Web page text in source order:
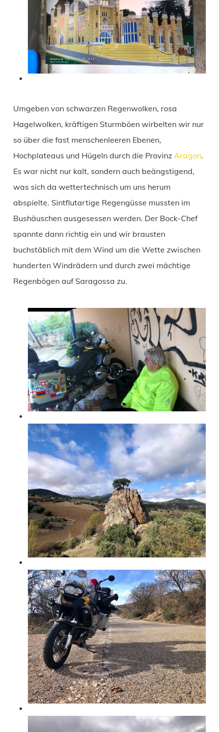
Umgeben von schwarzen Regenwolken, rosa
Hagelwolken, kräftigen Sturmböen wirbelten wir nur
so über die fast menschenleeren Ebenen,
Hochplateaus und Hügeln durch die Provinz Aragon.
Es war nicht nur kalt, sondern auch beängstigend,
was sich da wettertechnisch um uns herum
abspielte. Sintflutartige Regengüsse mussten im
Bushäuschen ausgesessen werden. Der Bock-Chef
spannte dann richtig ein und wir brausten
buchstäblich mit dem Wind um die Wette zwischen
hunderten Windrädern und durch zwei mächtige
Regenbögen auf Saragossa zu.